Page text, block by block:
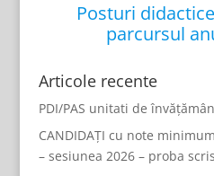
Posturi
parcursul
Articole recente
PDI/PAS unitati de
CANDIDAȚI cu note
– sesiunea 2026 – proba